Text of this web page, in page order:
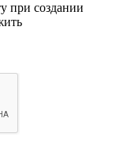
при создании